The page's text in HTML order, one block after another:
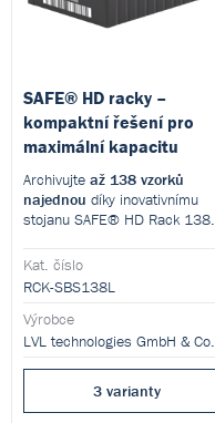
SAFE® HD racky –
kompaktní řešení pro
maximální kapacitu
Archivujte až 138 vzorků
najednou díky inovativnímu
stojanu SAFE® HD Rack 138.
včelích pláství, je tento rack
navržen tak, aby umožňoval
maximální hustotu vzorků v
minimálním prostoru.
Kat. číslo
RCK-SBS138L
Výrobce
3 varianty